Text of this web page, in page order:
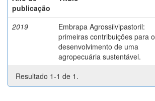
publicação
2019
Embrapa Agrossilvipastoril:
primeiras contribuições para o
desenvolvimento de uma
agropecuária sustentável.
Resultado 1-1 de 1.